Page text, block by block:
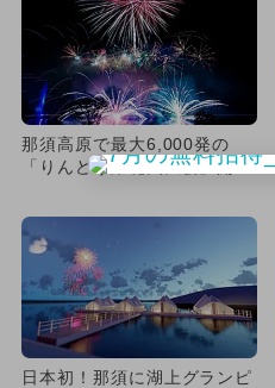
那須高原で最大6,000発の
「りんどう湖花火大会」開
出...
日本初！那須に湖上グランピ